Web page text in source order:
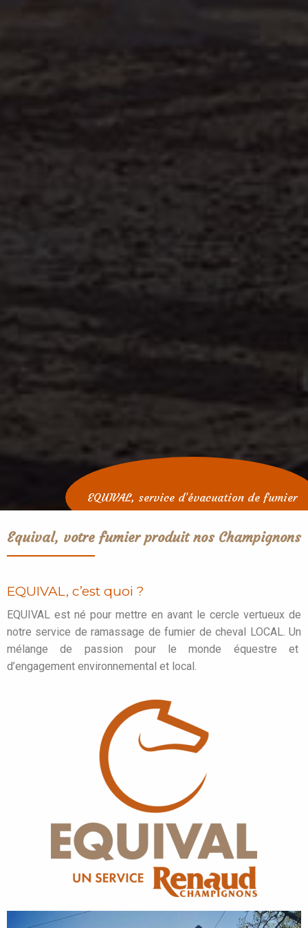
EQUIVAL, service d’évacuation de fumier
Equival, votre fumier produit nos Champignons
EQUIVAL, c’est quoi ?
EQUIVAL est né pour mettre en avant le cercle vertueux de
notre service de ramassage de fumier de cheval LOCAL. Un
mélange de passion pour le monde équestre et
d’engagement environnemental et local.